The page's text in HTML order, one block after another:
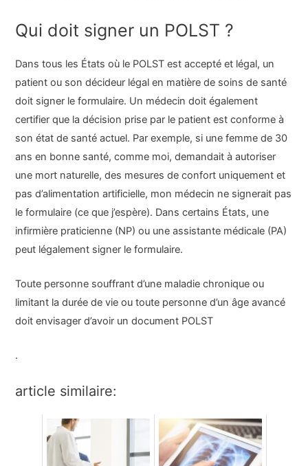
Qui doit signer un POLST ?
Dans tous les États où le POLST est accepté et légal, un
patient ou son décideur légal en matière de soins de santé
doit signer le formulaire. Un médecin doit également
certifier que la décision prise par le patient est conforme à
son état de santé actuel. Par exemple, si une femme de 30
ans en bonne santé, comme moi, demandait à autoriser
une mort naturelle, des mesures de confort uniquement et
pas d’alimentation artificielle, mon médecin ne signerait pas
le formulaire (ce que j’espère). Dans certains États, une
infirmière praticienne (NP) ou une assistante médicale (PA)
peut légalement signer le formulaire.
Toute personne souffrant d’une maladie chronique ou
limitant la durée de vie ou toute personne d’un âge avancé
doit envisager d’avoir un document POLST
.
article similaire: